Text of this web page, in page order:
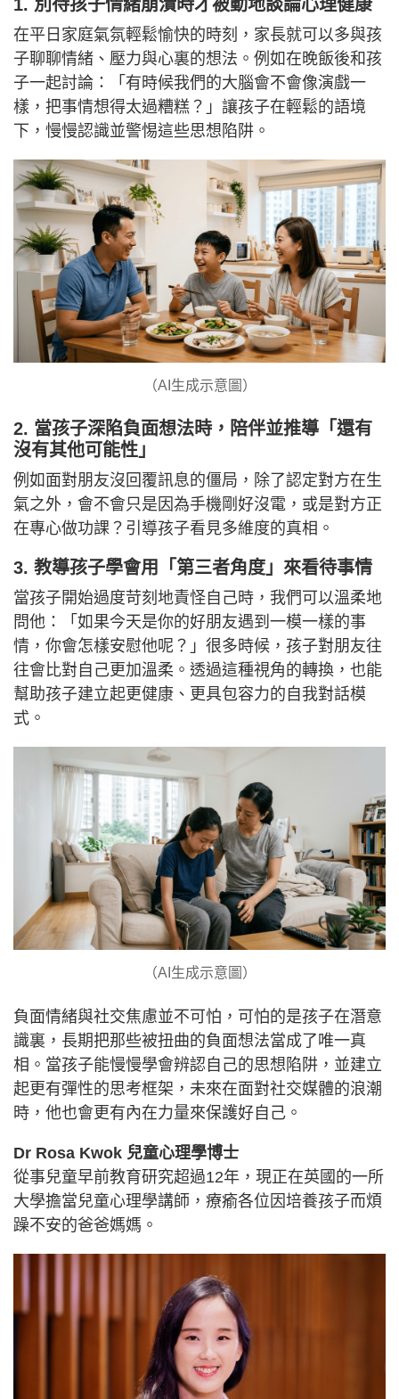
1. 別待孩子情緒崩潰時才被動地談論心理健康
在平日家庭氣氛輕鬆愉快的時刻，家長就可以多與孩
子聊聊情緒、壓力與心裏的想法。例如在晚飯後和孩
子一起討論：「有時候我們的大腦會不會像演戲一
樣，把事情想得太過糟糕？」讓孩子在輕鬆的語境
下，慢慢認識並警惕這些思想陷阱。
（AI生成示意圖）
2. 當孩子深陷負面想法時，陪伴並推導「還有
沒有其他可能性」
例如面對朋友沒回覆訊息的僵局，除了認定對方在生
氣之外，會不會只是因為手機剛好沒電，或是對方正
在專心做功課？引導孩子看見多維度的真相。
3. 教導孩子學會用「第三者角度」來看待事情
當孩子開始過度苛刻地責怪自己時，我們可以溫柔地
問他：「如果今天是你的好朋友遇到一模一樣的事
情，你會怎樣安慰他呢？」很多時候，孩子對朋友往
往會比對自己更加溫柔。透過這種視角的轉換，也能
幫助孩子建立起更健康、更具包容力的自我對話模
式。
（AI生成示意圖）
負面情緒與社交焦慮並不可怕，可怕的是孩子在潛意
識裏，長期把那些被扭曲的負面想法當成了唯一真
相。當孩子能慢慢學會辨認自己的思想陷阱，並建立
起更有彈性的思考框架，未來在面對社交媒體的浪潮
時，他也會更有內在力量來保護好自己。
Dr Rosa Kwok 兒童心理學博士
從事兒童早前教育研究超過12年，現正在英國的一所
大學擔當兒童心理學講師，療瘉各位因培養孩子而煩
躁不安的爸爸媽媽。